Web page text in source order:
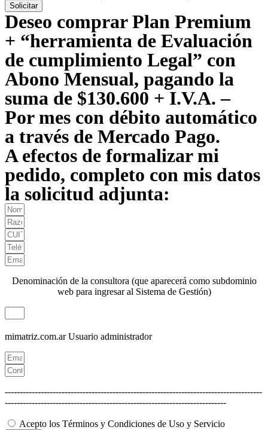
Solicitar
Deseo comprar Plan Premium
+ “herramienta de Evaluación
de cumplimiento Legal” con
Abono Mensual, pagando la
suma de $130.600 + I.V.A. –
Por mes con débito automático
a través de Mercado Pago.
A efectos de formalizar mi
pedido, completo con mis datos
la solicitud adjunta:
Denominación de la consultora (que aparecerá como subdominio
web para ingresar al Sistema de Gestión)
mimatriz.com.ar Usuario administrador
--------------------------------------------------------------------------------------
--------------------------------------------------------------------------
Acepto los Términos y Condiciones de Uso y Servicio